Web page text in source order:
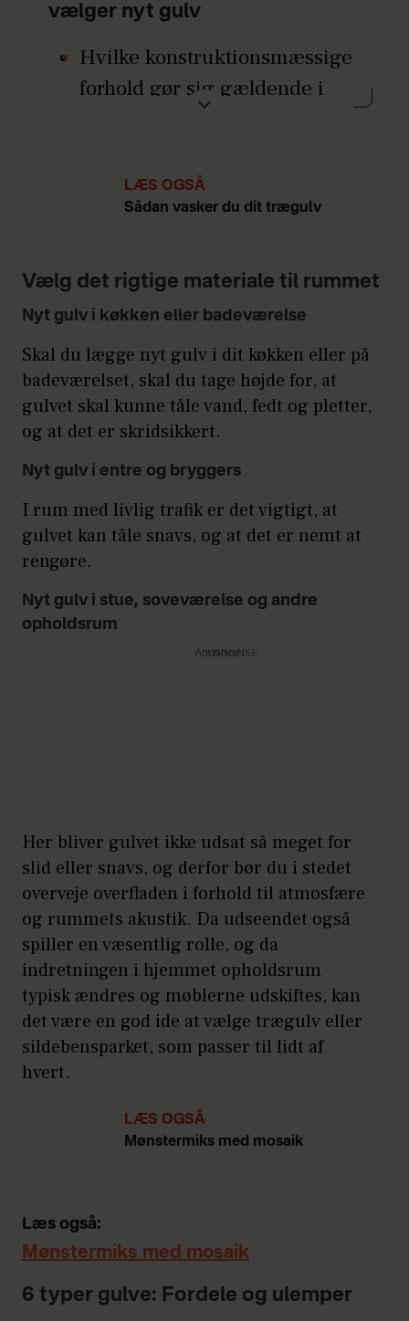
vælger nyt gulv
Hvilke konstruktionsmæssige
forhold gør sig gældende i
Hvilke æstetiske, materiale-
Hvilke krav stiller du til
akustikken i rummet?
Skal gulvet være skridsikkert?
Skal gulvet kunne tåle vand og
fugt?
Ønsker du at gulvet er nemt at
rengøre og vedligeholde?
Hvilke miljømæssige krav har
• Hvor meget må gulvet
LÆS OGSÅ
Sådan vasker du dit trægulv
Vælg det rigtige materiale til rummet
Nyt gulv i køkken eller badeværelse
Skal du lægge nyt gulv i dit køkken eller på
badeværelset, skal du tage højde for, at
gulvet skal kunne tåle vand, fedt og pletter,
og at det er skridsikkert.
Nyt gulv i entre og bryggers
I rum med livlig trafik er det vigtigt, at
gulvet kan tåle snavs, og at det er nemt at
rengøre.
Nyt gulv i stue, soveværelse og andre
opholdsrum
Annonce
Her bliver gulvet ikke udsat så meget for
slid eller snavs, og derfor bør du i stedet
overveje overfladen i forhold til atmosfære
og rummets akustik. Da udseendet også
spiller en væsentlig rolle, og da
indretningen i hjemmet opholdsrum
typisk ændres og møblerne udskiftes, kan
det være en god ide at vælge trægulv eller
sildebensparket, som passer til lidt af
hvert.
LÆS OGSÅ
Mønstermiks med mosaik
Læs også:
Mønstermiks med mosaik
6 typer gulve: Fordele og ulemper